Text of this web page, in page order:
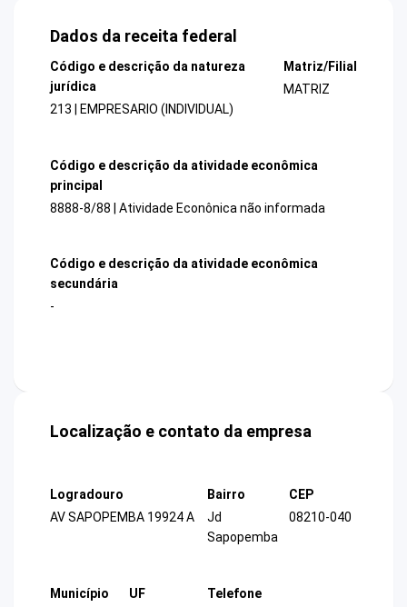
Dados da receita federal
Código e descrição da natureza
jurídica
213 | EMPRESARIO (INDIVIDUAL)
Matriz/Filial
MATRIZ
Código e descrição da atividade econômica
principal
8888-8/88 | Atividade Econônica não informada
Código e descrição da atividade econômica
secundária
-
Localização e contato da empresa
Logradouro
AV SAPOPEMBA 19924 A
Bairro
Jd
Sapopemba
CEP
08210-040
Município
UF
Telefone